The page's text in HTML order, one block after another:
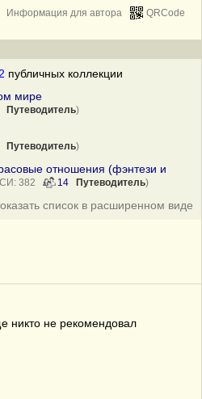
QRCode
Информация для автора
2 публичных коллекции
мире
Путеводитель)
Путеводитель)
отношения (фэнтези и
СИ: 382 14 Путеводитель)
список в расширенном виде
никто не рекомендовал